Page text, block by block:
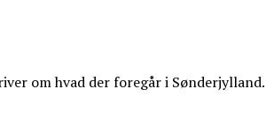
om hvad der foregår i Sønderjylland.